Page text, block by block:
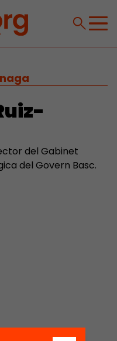
del Gabinet
del Govern Basc.